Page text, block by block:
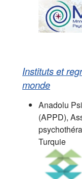
Instituts et
monde
Anadolu
(APPD),
Turquie